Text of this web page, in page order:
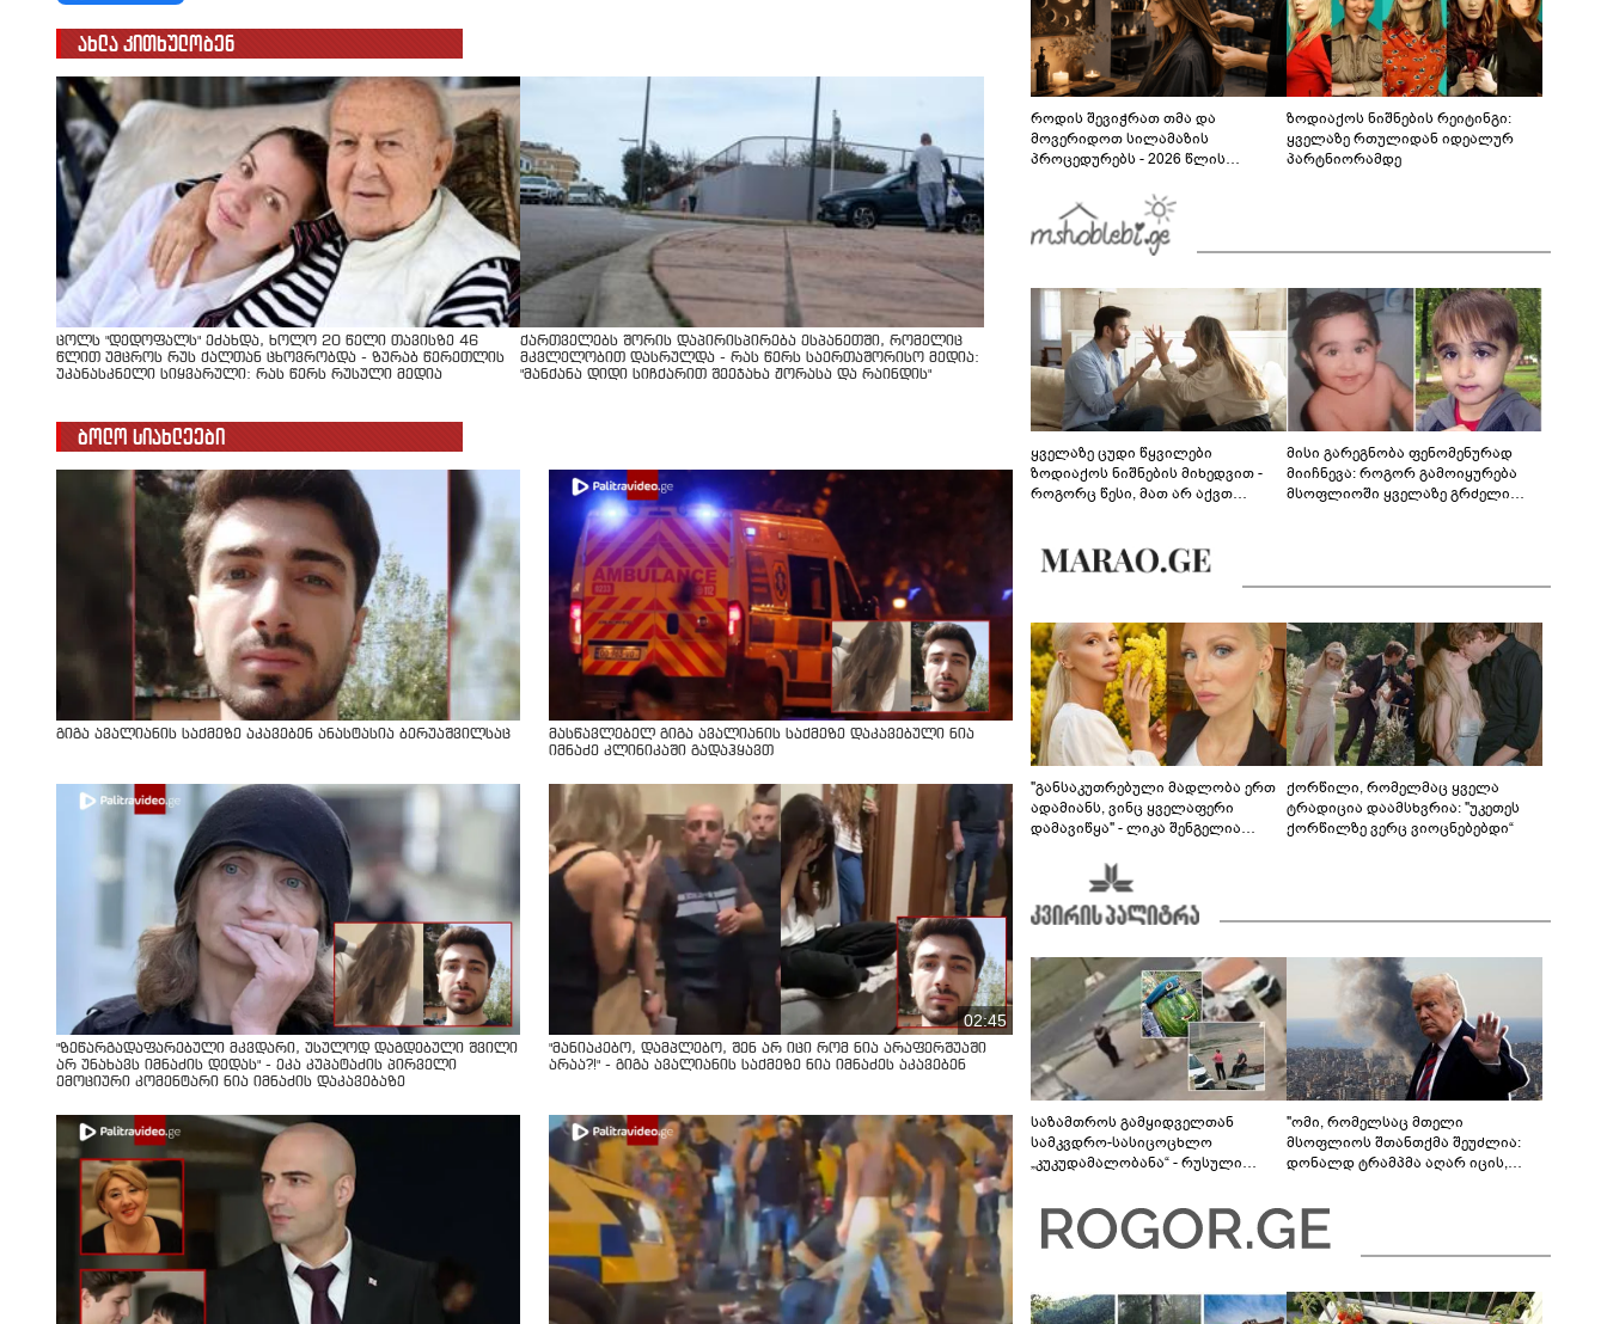
ახლა კითხულობენ
ცოლს "დედოფალს" ეძახდა, ხოლო 20 წელი თავისზე 46
წლით უმცროს რუს ქალთან ცხოვრობდა - ზურაბ წერეთლის
უკანასკნელი სიყვარული: რას წერს რუსული მედია
ქართველებს შორის დაპირისპირება ესპანეთში, რომელიც
მკვლელობით დასრულდა - რას წერს საერთაშორისო მედია:
"მანქანა დიდი სიჩქარით შეეჯახა ჟორასა და რაინდის"
ბოლო სიახლეები
გიგა ავალიანის საქმეზე აკავებენ ანასტასია ბერუაშვილსაც
მასწავლებელ გიგა ავალიანის საქმეზე დაკავებული ნია
იმნაძე კლინიკაში გადაჰყავთ
"ზეწარგადაფარებული მკვდარი, უსულოდ დაგდებული შვილი
არ უნახავს იმნაძის დედას" - ეკა კუპატაძის პირველი
ემოციური კომენტარი ნია იმნაძის დაკავებაზე
02:45
"მანიაკებო, დამპლებო, შენ არ იცი რომ ნია არაფერშუაში
არაა?!" - გიგა ავალიანის საქმეზე ნია იმნაძეს აკავებენ
როდის შევიჭრათ თმა და
მოვერიდოთ სილამაზის
პროცედურებს - 2026 წლის
გზამკვლევი
ზოდიაქოს ნიშნების რეიტინგი:
ყველაზე რთულიდან იდეალურ
პარტნიორამდე
ყველაზე ცუდი წყვილები
ზოდიაქოს ნიშნების მიხედვით -
როგორც წესი, მათ არ აქვთ
მისი გარეგნობა ფენომენურად
მიიჩნევა: როგორ გამოიყურება
მსოფლიოში ყველაზე გრძელი
"განსაკუთრებული მადლობა ერთ
ადამიანს, ვინც ყველაფერი
დამავიწყა" - ლიკა შენგელია
ქორწილი, რომელმაც ყველა
ტრადიცია დაამსხვრია: "უკეთეს
ქორწილზე ვერც ვიოცნებებდი“
საზამთროს გამყიდველთან
სამკვდრო-სასიცოცხლო
„კუკუდამალობანა“ - რუსული
"ომი, რომელსაც მთელი
მსოფლიოს შთანთქმა შეუძლია:
დონალდ ტრამპმა აღარ იცის,